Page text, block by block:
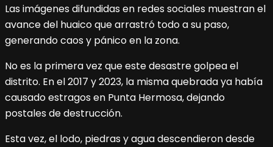
Las imágenes difundidas en redes sociales muestran el
avance del huaico que arrastró todo a su paso,
generando caos y pánico en la zona.
No es la primera vez que este desastre golpea el
distrito. En el 2017 y 2023, la misma quebrada ya había
causado estragos en Punta Hermosa, dejando
postales de destrucción.
Esta vez, el lodo, piedras y agua descendieron desde